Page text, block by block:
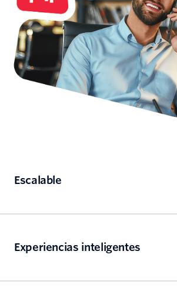
Escalable
Experiencias inteligentes